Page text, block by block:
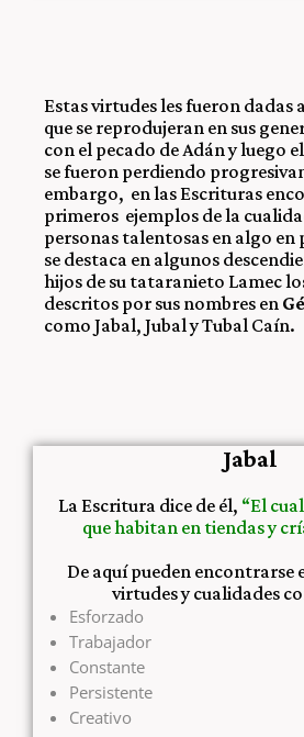
Estas virtudes les fueron dadas
que se reprodujeran en sus
con el pecado de Adán y luego
se fueron perdiendo
embargo, en las Escrituras
primeros ejemplos de la
personas talentosas en algo
se destaca en algunos
hijos de su tataranieto Lamec
descritos por sus nombres en
como Jabal, Jubal y Tubal Caín.
Jabal
La Escritura dice de él, “El
que habitan en tiendas y
De aquí pueden encontrarse
virtudes y cualidades
Esforzado
Trabajador
Constante
Persistente
Creativo